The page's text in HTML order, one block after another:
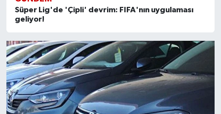
Süper Lig'de 'Çipli' devrim: FIFA'nın uygulaması
geliyor!